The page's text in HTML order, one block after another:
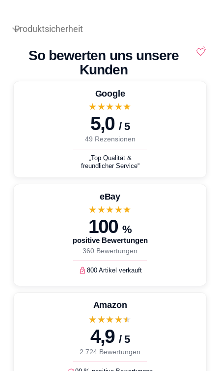
Produktsicherheit
So bewerten uns unsere
Kunden
Google
★★★★★
5,0 / 5
49 Rezensionen
„Top Qualität &
freundlicher Service“
eBay
★★★★★
100 %
positive Bewertungen
360 Bewertungen
800 Artikel verkauft
Amazon
★★★★★
4,9 / 5
2.724 Bewertungen